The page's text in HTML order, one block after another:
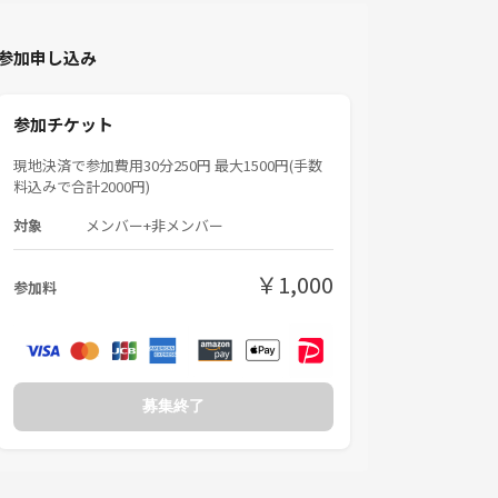
加申し込み
参加チケット
現地決済で参加費用30分250円 最大1500円(手数
料込みで合計2000円)
対象 メンバー+非メンバー
参加料 ￥1,000
募集終了